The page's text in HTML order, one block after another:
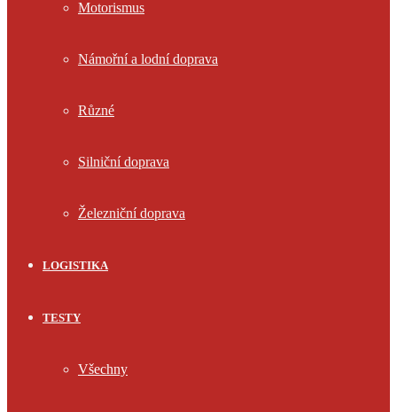
Motorismus
Námořní a lodní doprava
Různé
Silniční doprava
Železniční doprava
LOGISTIKA
TESTY
Všechny